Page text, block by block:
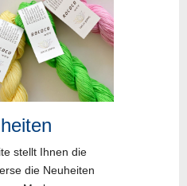
stellt Ihnen die
die Neuheiten